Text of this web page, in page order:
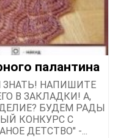
палантина
ЗНАТЬ! НАПИШИТЕ
В ЗАКЛАДКИ! А,
БУДЕМ РАДЫ
КОНКУРС С
ДЕТСТВО" -...